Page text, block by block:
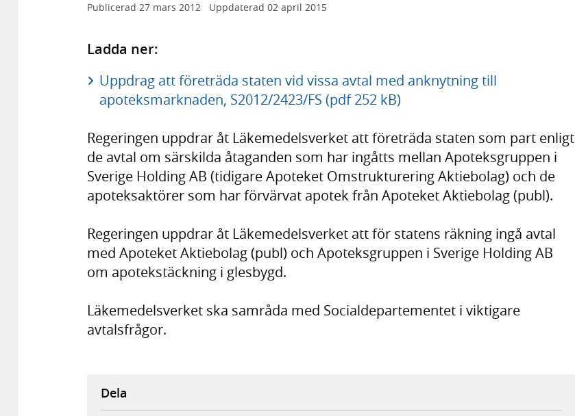
Publicerad 27 mars 2012 Uppdaterad 02 april 2015
Ladda ner:
Uppdrag att företräda staten vid vissa avtal med anknytning till
apoteksmarknaden, S2012/2423/FS (pdf 252 kB)
Regeringen uppdrar åt Läkemedelsverket att företräda staten som part enligt
de avtal om särskilda åtaganden som har ingåtts mellan Apoteksgruppen i
Sverige Holding AB (tidigare Apoteket Omstrukturering Aktiebolag) och de
apoteksaktörer som har förvärvat apotek från Apoteket Aktiebolag (publ).
Regeringen uppdrar åt Läkemedelsverket att för statens räkning ingå avtal
med Apoteket Aktiebolag (publ) och Apoteksgruppen i Sverige Holding AB
om apotekstäckning i glesbygd.
Läkemedelsverket ska samråda med Socialdepartementet i viktigare
avtalsfrågor.
Dela